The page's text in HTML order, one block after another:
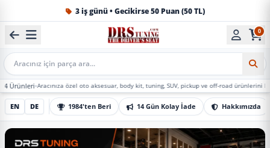
1984'ten beri Türkiye’nin en büyük oto aksesuar ve tuning
0
Mobil Arama
özel oto aksesuar, body kit, tuning, SUV, pickup ve off-road ürünlerini DRS Tuning’de
EN DE 1984'ten Beri 14 Gün Kolay İade Hakkımızda